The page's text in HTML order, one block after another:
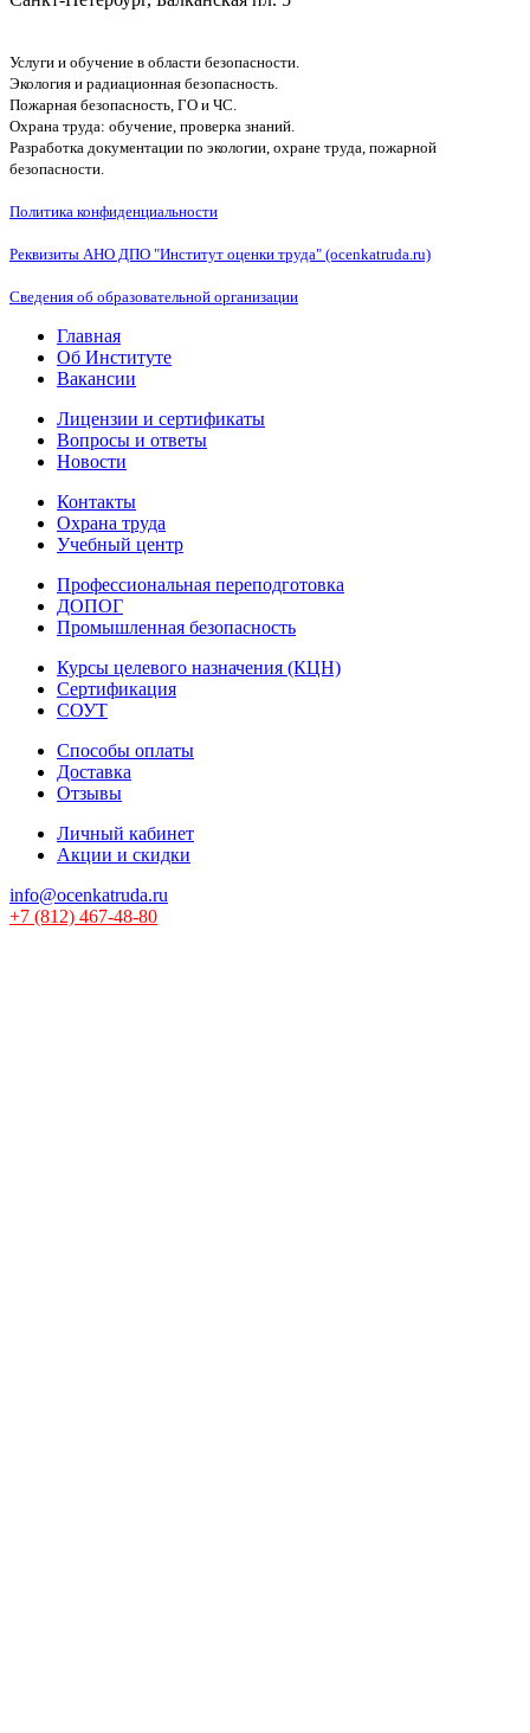
Услуги и обучение в области безопасности.
Экология и радиационная безопасность.
Пожарная безопасность, ГО и ЧС.
Охрана труда: обучение, проверка знаний.
Разработка документации по экологии, охране труда, пожарной
безопасности.
Политика конфиденциальности
Реквизиты АНО ДПО "Институт оценки труда" (ocenkatruda.ru)
Сведения об образовательной организации
Главная
Об Институте
Вакансии
Лицензии и сертификаты
Вопросы и ответы
Новости
Контакты
Охрана труда
Учебный центр
Профессиональная переподготовка
ДОПОГ
Промышленная безопасность
Курсы целевого назначения (КЦН)
Сертификация
СОУТ
Способы оплаты
Доставка
Отзывы
Личный кабинет
Акции и скидки
info@ocenkatruda.ru
+7 (812) 467-48-80